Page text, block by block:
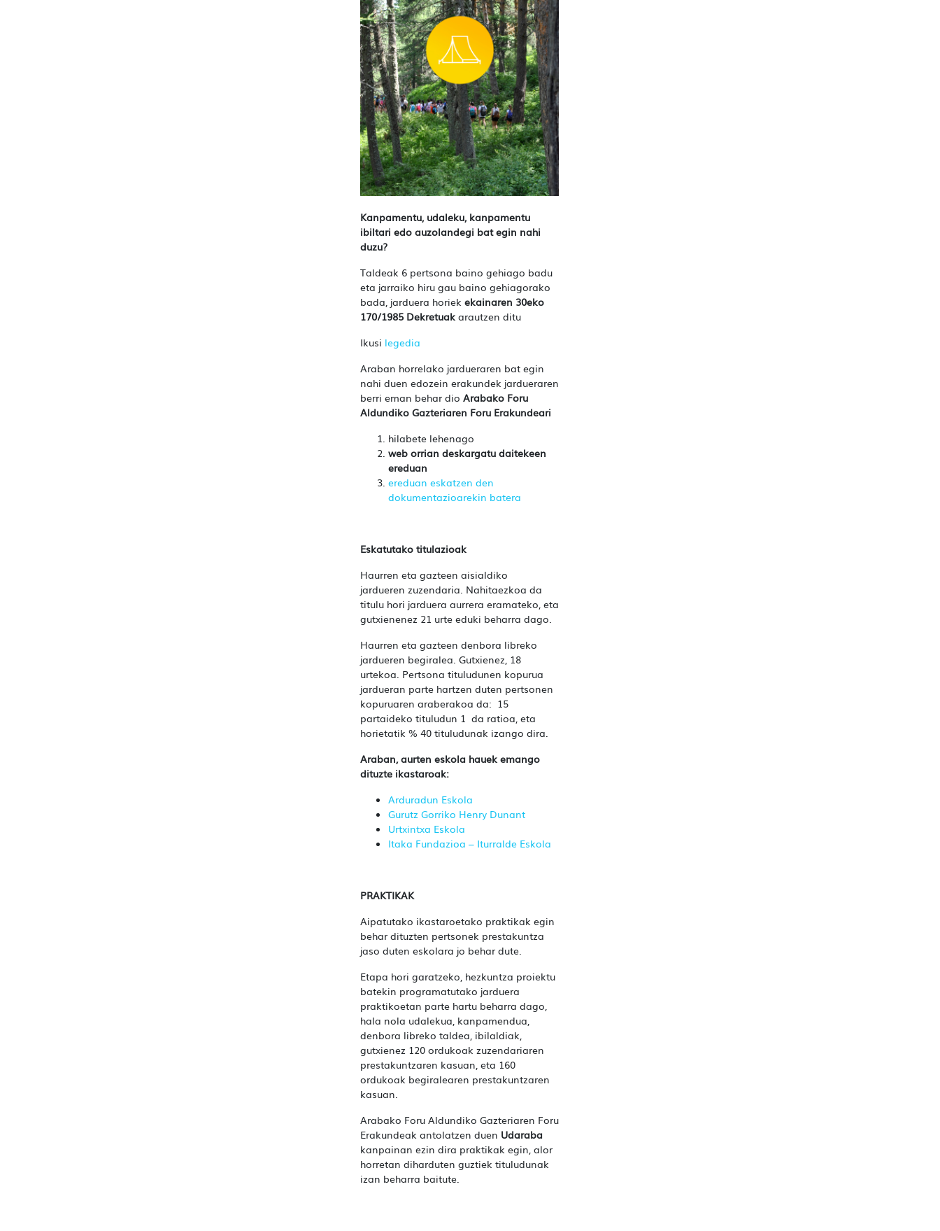
Kanpamentu, udaleku, kanpamentu
ibiltari edo auzolandegi bat egin nahi
duzu?
Taldeak 6 pertsona baino gehiago badu
eta jarraiko hiru gau baino gehiagorako
bada, jarduera horiek ekainaren 30eko
170/1985 Dekretuakarautzen ditu
Ikusi legedia
Araban horrelako jardueraren bat egin
nahi duen edozein erakundek jardueraren
berri eman behar dio Arabako Foru
Aldundiko Gazteriaren Foru Erakundeari
hilabete lehenago
web orrian deskargatu daitekeen
ereduan
ereduan eskatzen den
dokumentazioarekin batera
Eskatutako titulazioak
Haurren eta gazteen aisialdiko
jardueren zuzendaria. Nahitaezkoa da
titulu hori jarduera aurrera eramateko, eta
gutxienenez 21 urte eduki beharra dago.
Haurren eta gazteen denbora libreko
jardueren begiralea. Gutxienez, 18
urtekoa. Pertsona tituludunen kopurua
jardueran parte hartzen duten pertsonen
kopuruaren araberakoa da: 15
partaideko tituludun 1 da ratioa, eta
horietatik % 40 tituludunak izango dira.
Araban, aurten eskola hauek emango
dituzte ikastaroak:
Arduradun Eskola
Gurutz Gorriko Henry Dunant
Urtxintxa Eskola
Itaka Fundazioa – Iturralde Eskola
PRAKTIKAK
Aipatutako ikastaroetako praktikak egin
behar dituzten pertsonek prestakuntza
jaso duten eskolara jo behar dute.
Etapa hori garatzeko, hezkuntza proiektu
batekin programatutako jarduera
praktikoetan parte hartu beharra dago,
hala nola udalekua, kanpamendua,
denbora libreko taldea, ibilaldiak,
gutxienez 120 ordukoak zuzendariaren
prestakuntzaren kasuan, eta 160
ordukoak begiralearen prestakuntzaren
kasuan.
Arabako Foru Aldundiko Gazteriaren Foru
Erakundeak antolatzen duen Udaraba
kanpainan ezin dira praktikak egin, alor
horretan diharduten guztiek tituludunak
izan beharra baitute.